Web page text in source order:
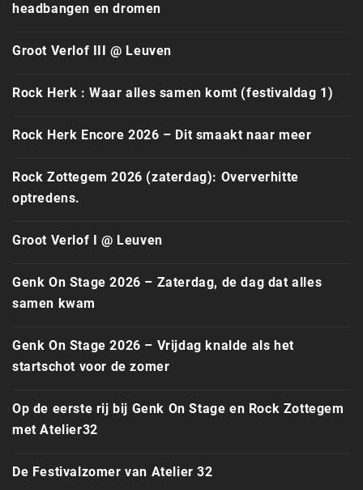
headbangen en dromen
Groot Verlof III @ Leuven
Rock Herk : Waar alles samen komt (festivaldag 1)
Rock Herk Encore 2026 – Dit smaakt naar meer
Rock Zottegem 2026 (zaterdag): Oververhitte
optredens.
Groot Verlof I @ Leuven
Genk On Stage 2026 – Zaterdag, de dag dat alles
samen kwam
Genk On Stage 2026 – Vrijdag knalde als het
startschot voor de zomer
Op de eerste rij bij Genk On Stage en Rock Zottegem
met Atelier32
De Festivalzomer van Atelier 32